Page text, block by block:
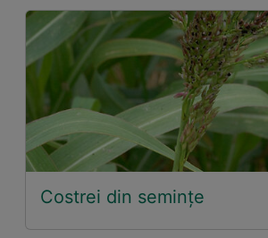
Costrei din seminţe